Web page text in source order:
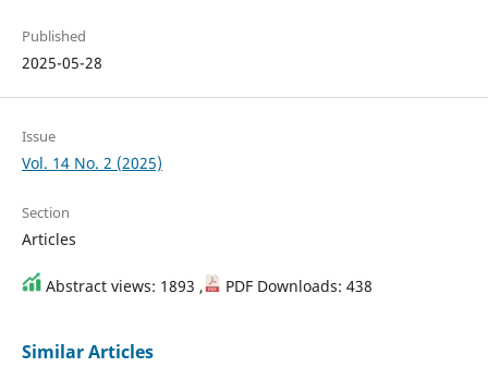
Published
2025-05-28
Issue
Vol. 14 No. 2 (2025)
Section
Articles
Abstract views: 1893 , PDF Downloads: 438
Similar Articles